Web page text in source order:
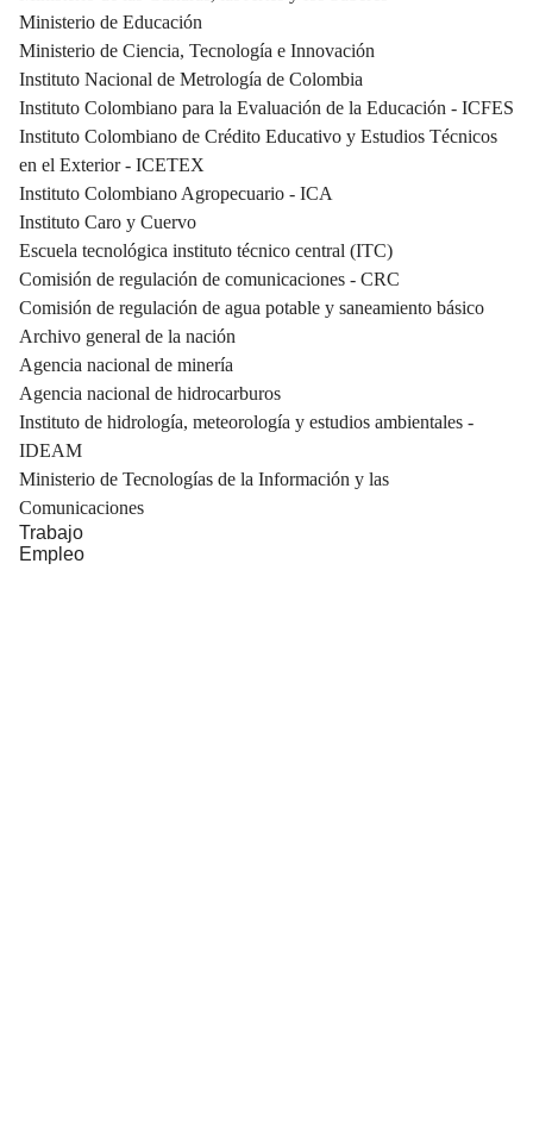
Ministerio de Educación
Ministerio de Ciencia, Tecnología e Innovación
Instituto Nacional de Metrología de Colombia
Instituto Colombiano para la Evaluación de la Educación - ICFES
Instituto Colombiano de Crédito Educativo y Estudios Técnicos
en el Exterior - ICETEX
Instituto Colombiano Agropecuario - ICA
Instituto Caro y Cuervo
Escuela tecnológica instituto técnico central (ITC)
Comisión de regulación de comunicaciones - CRC
Comisión de regulación de agua potable y saneamiento básico
Archivo general de la nación
Agencia nacional de minería
Agencia nacional de hidrocarburos
Instituto de hidrología, meteorología y estudios ambientales -
IDEAM
Ministerio de Tecnologías de la Información y las
Comunicaciones
Trabajo
Empleo